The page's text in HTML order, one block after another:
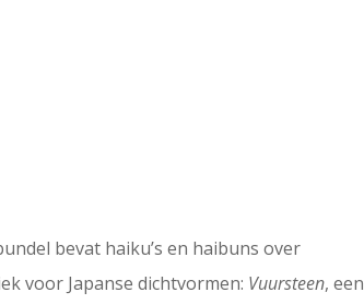
bevat haiku’s en haibuns over
voor Japanse dichtvormen: Vuursteen, een